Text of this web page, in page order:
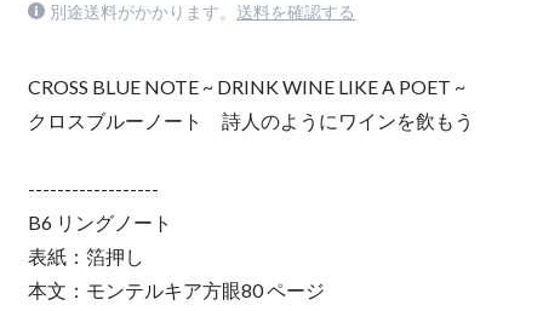
別途送料がかかります。 送料を確認する
CROSS BLUE NOTE ~ DRINK WINE LIKE A POET ~
クロスブルーノート 詩人のようにワインを飲もう
------------------
B6 リングノート
表紙：箔押し
本文：モンテルキア方眼80 ページ